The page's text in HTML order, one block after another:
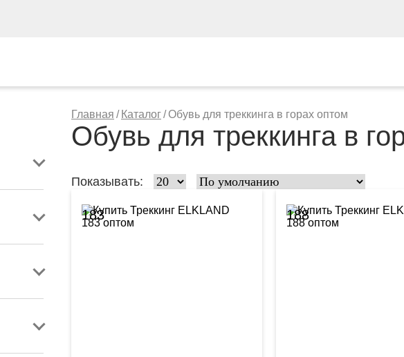
Главная / Каталог/Обувь для треккинга в горах оптом
Обувь для треккинга в
Показывать:
183 188